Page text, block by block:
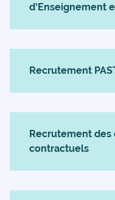
d’Enseignement
Recrutement
Recrutement des
contractuels